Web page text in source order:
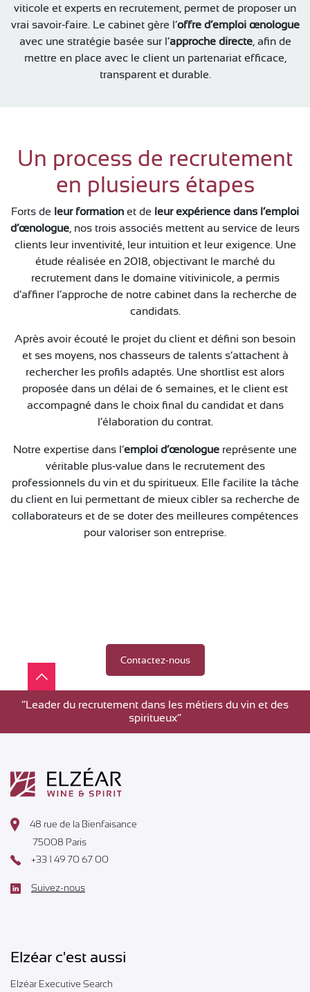
viticole et experts en recrutement, permet de proposer un
vrai savoir-faire. Le cabinet gère l’offre d’emploi œnologue
avec une stratégie basée sur l’approche directe, afin de
mettre en place avec le client un partenariat efficace,
transparent et durable.
Un process de recrutement
en plusieurs étapes
Forts de leur formation et de leur expérience dans l’emploi
d’œnologue, nos trois associés mettent au service de leurs
clients leur inventivité, leur intuition et leur exigence. Une
étude réalisée en 2018, objectivant le marché du
recrutement dans le domaine vitivinicole, a permis
d’affiner l’approche de notre cabinet dans la recherche de
candidats.
Après avoir écouté le projet du client et défini son besoin
et ses moyens, nos chasseurs de talents s’attachent à
rechercher les profils adaptés. Une shortlist est alors
proposée dans un délai de 6 semaines, et le client est
accompagné dans le choix final du candidat et dans
l’élaboration du contrat.
Notre expertise dans l’emploi d’œnologue représente une
véritable plus-value dans le recrutement des
professionnels du vin et du spiritueux. Elle facilite la tâche
du client en lui permettant de mieux cibler sa recherche de
collaborateurs et de se doter des meilleures compétences
pour valoriser son entreprise.
Contactez-nous
”Leader du recrutement dans les métiers du vin et des
spiritueux”
48 rue de la Bienfaisance
75008 Paris
+33 1 49 70 67 00
Suivez-nous
Elzéar c'est aussi
Elzéar Executive Search